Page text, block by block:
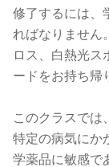
修了するには、
ればなりません
ロス、白熱光ス
ードをお持ち帰
このクラスでは
特定の病気にか
学薬品に敏感で